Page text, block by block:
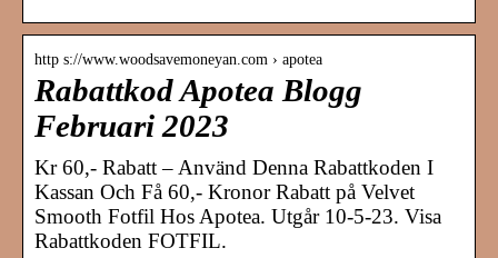
http s://www.woodsavemoneyan.com › apotea
Rabattkod Apotea Blogg
Februari 2023
Kr 60,- Rabatt – Använd Denna Rabattkoden I
Kassan Och Få 60,- Kronor Rabatt på Velvet
Smooth Fotfil Hos Apotea. Utgår 10-5-23. Visa
Rabattkoden FOTFIL.